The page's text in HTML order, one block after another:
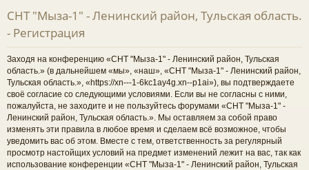
и
СНТ "Мыза-1" - Ленинский район, Тульская область.
- Регистрация
Заходя на конференцию «СНТ "Мыза-1" - Ленинский район, Тульская
область.» (в дальнейшем «мы», «наш», «СНТ "Мыза-1" - Ленинский район,
Тульская область.», «https://xn---1-6kc1ay4g.xn--p1ai»), вы подтверждаете
своё согласие со следующими условиями. Если вы не согласны с ними,
пожалуйста, не заходите и не пользуйтесь форумами «СНТ "Мыза-1" -
Ленинский район, Тульская область.». Мы оставляем за собой право
изменять эти правила в любое время и сделаем всё возможное, чтобы
уведомить вас об этом. Вместе с тем, ответственность за регулярный
просмотр настойщих условий на предмет изменений лежит на вас, так как
использование конференции «СНТ "Мыза-1" - Ленинский район, Тульская